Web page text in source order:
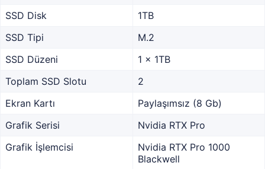
SSD Disk
1TB
SSD Tipi
M.2
SSD Düzeni
1 x 1TB
Toplam SSD Slotu
2
Ekran Kartı
Paylaşımsız (8 Gb)
Grafik Serisi
Nvidia RTX Pro
Grafik İşlemcisi
Nvidia RTX Pro 1000
Blackwell